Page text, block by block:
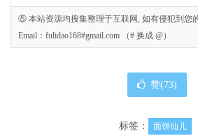
⑤ 本站资源均搜集整理于互联网, 如有侵犯到您
Email：fulidao168#gmail.com （# 换成 @）
赞(73)
标签： 面饼仙儿